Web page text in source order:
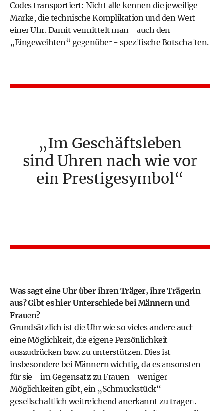
Codes transportiert: Nicht alle kennen die jeweilige
Marke, die technische Komplikation und den Wert
einer Uhr. Damit vermittelt man - auch den
„Eingeweihten“ gegenüber - spezifische Botschaften.
Im Geschäftsleben
sind Uhren nach wie vor
ein Prestigesymbol
Was sagt eine Uhr über ihren Träger, ihre Trägerin
aus? Gibt es hier Unterschiede bei Männern und
Frauen?
Grundsätzlich ist die Uhr wie so vieles andere auch
eine Möglichkeit, die eigene Persönlichkeit
auszudrücken bzw. zu unterstützen. Dies ist
insbesondere bei Männern wichtig, da es ansonsten
für sie - im Gegensatz zu Frauen - weniger
Möglichkeiten gibt, ein „Schmuckstück“
gesellschaftlich weitreichend anerkannt zu tragen.